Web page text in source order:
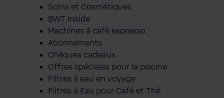
Soins et Cosmétiques
BWT Inside
Machines à café expresso
Abonnements
Chèques cadeaux
Offres spéciales pour la piscine
Filtres à eau en voyage
Filtres à Eau pour Café et Thé